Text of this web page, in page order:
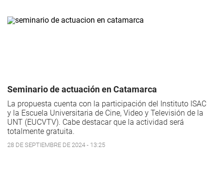
Seminario de actuación en Catamarca
La propuesta cuenta con la participación del Instituto ISAC
y la Escuela Universitaria de Cine, Video y Televisión de la
UNT (EUCVTV). Cabe destacar que la actividad será
totalmente gratuita.
28 DE SEPTIEMBRE DE 2024 - 13:25